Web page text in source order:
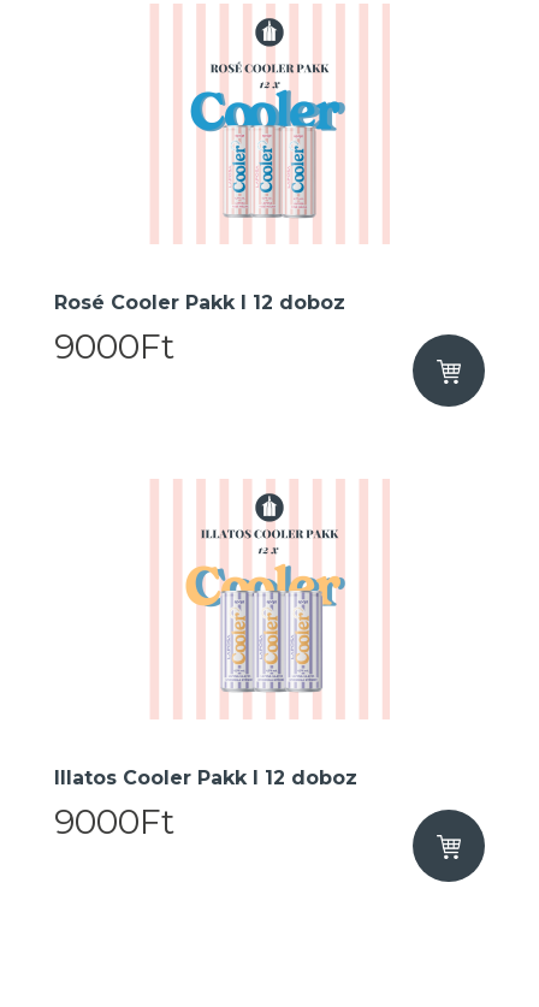
Rosé Cooler Pakk I 12 doboz
9000Ft
Illatos Cooler Pakk I 12 doboz
9000Ft